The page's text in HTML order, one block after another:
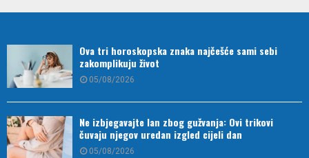
Ova tri horoskopska znaka najčešće sami sebi
zakomplikuju život
05/08/2026
Ne izbjegavajte lan zbog gužvanja: Ovi trikovi
čuvaju njegov uredan izgled cijeli dan
05/08/2026